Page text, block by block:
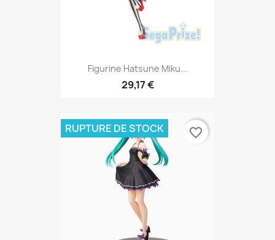
Figurine Hatsune Miku...
29,17 €
RUPTURE DE STOCK favorite_border